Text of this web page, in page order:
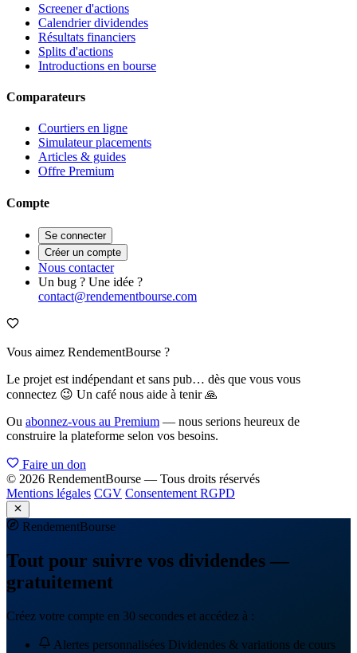
Screener d'actions
Calendrier dividendes
Résultats financiers
Splits d'actions
Introductions en bourse
Comparateurs
Courtiers en ligne
Simulateur placements
Articles & guides
Offre Premium
Compte
Se connecter
Créer un compte
Nous contacter
Un bug ? Une idée ?
contact@rendementbourse.com
Vous aimez RendementBourse ?
Le projet est indépendant et sans pub… dès que vous vous
connectez 😉 Un café nous aide à tenir 🙏
Ou abonnez-vous au Premium — nous serions heureux de
construire la plateforme selon vos besoins.
Faire un don
© 2026 RendementBourse — Tous droits réservés
Mentions légales CGV Consentement RGPD
RendementBourse
Tout pour suivre vos dividendes —
gratuitement
Créez votre compte en 30 secondes et accédez à :
Alertes personnalisées Dividendes & variations de cours